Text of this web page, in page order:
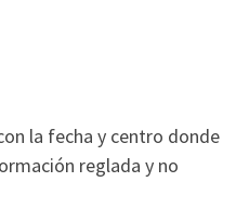
la fecha y centro donde
reglada y no